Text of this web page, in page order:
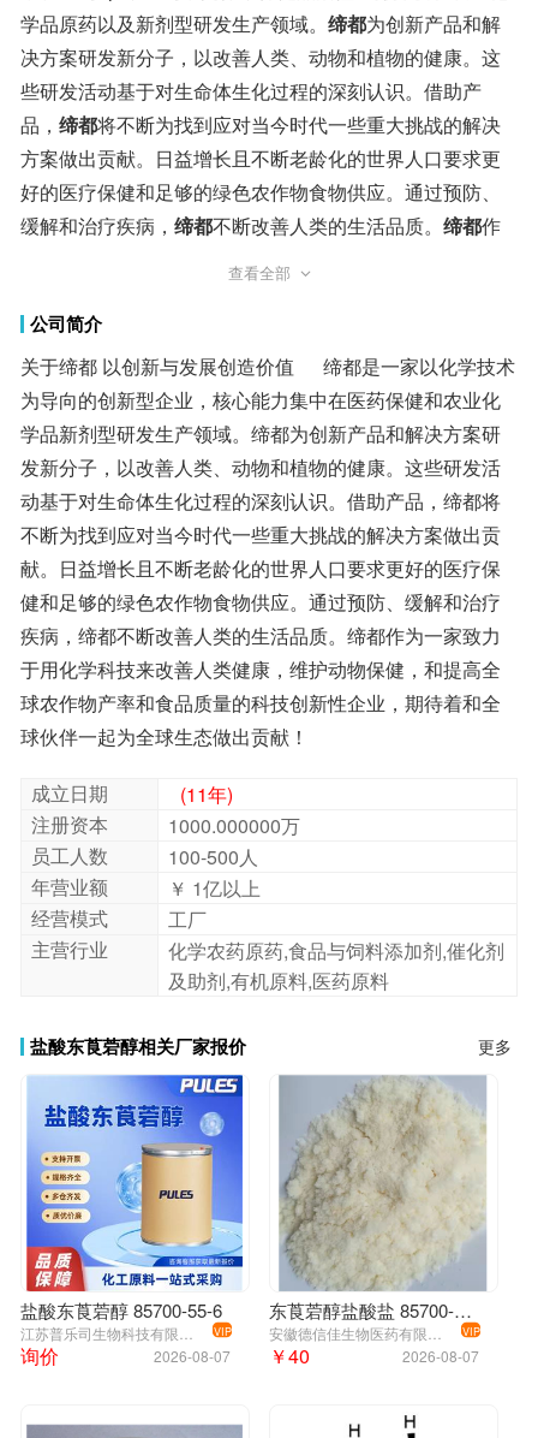
学品原药以及新剂型研发生产领域。 缔都为创新产品和解
决方案研发新分子，以改善人类、动物和植物的健康。这
些研发活动基于对生命体生化过程的深刻认识。借助产
品， 缔都将不断为找到应对当今时代一些重大挑战的解决
方案做出贡献。日益增长且不断老龄化的世界人口要求更
好的医疗保健和足够的绿色农作物食物供应。通过预防、
缓解和治疗疾病， 缔都不断改善人类的生活品质。 缔都作
为一家致力于用化学科技来改善人类健康，维护动物保
健，和提高全球农作物产率和食品质量的科技创新性企
业，期待着和全球伙伴一起为全球生态做出贡献！
专注于生命科学业务
材料科技业务领域， 缔都即专注于生命科学领域的成功
发展。为此，我们重新调整了企业的结构。缔都 的核心业
务包括三个部分：医药，健康消费品以及农业化学品产
品。
请电话议价，网站报价仅供参考
！
您的专属服务热线 ：15829046862（微信同号）
QQ：3178789928
电话：029-61856358传真：+86-29-88380327
盐酸东莨菪醇;盐酸东莨宕醇;
查看全部
公司简介
关于缔都 以创新与发展创造价值 缔都是一家以化学技术
为导向的创新型企业，核心能力集中在医药保健和农业化
学品新剂型研发生产领域。缔都为创新产品和解决方案研
发新分子，以改善人类、动物和植物的健康。这些研发活
动基于对生命体生化过程的深刻认识。借助产品，缔都将
不断为找到应对当今时代一些重大挑战的解决方案做出贡
献。日益增长且不断老龄化的世界人口要求更好的医疗保
健和足够的绿色农作物食物供应。通过预防、缓解和治疗
疾病，缔都不断改善人类的生活品质。缔都作为一家致力
于用化学科技来改善人类健康，维护动物保健，和提高全
球农作物产率和食品质量的科技创新性企业，期待着和全
球伙伴一起为全球生态做出贡献！
成立日期
(11年)
注册资本
1000.000000万
员工人数
100-500人
年营业额
￥ 1亿以上
经营模式
工厂
主营行业
化学农药原药,食品与饲料添加剂,催化剂
及助剂,有机原料,医药原料
盐酸东莨菪醇相关厂家报价 更多
盐酸东莨菪醇 85700-55-6
VIP
2026-08-07
询价
东莨菪醇盐酸盐 85700-55-6
VIP
2026-08-07
￥40